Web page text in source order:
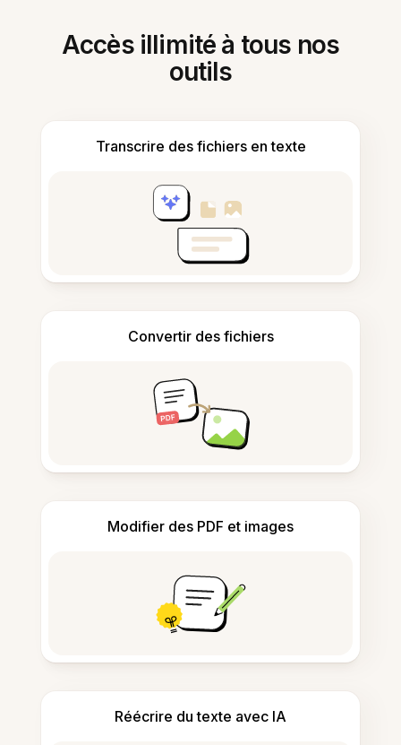
Accès illimité à tous nos
outils
Transcrire des fichiers en texte
Convertir des fichiers
Modifier des PDF et images
Réécrire du texte avec IA